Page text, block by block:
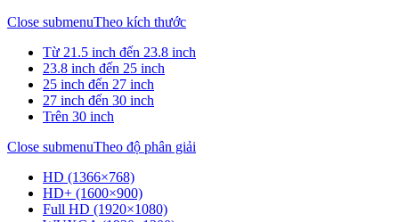
Close submenuTheo kích thước
Từ 21.5 inch đến 23.8 inch
23.8 inch đến 25 inch
25 inch đến 27 inch
27 inch đến 30 inch
Trên 30 inch
Close submenuTheo độ phân giải
HD (1366×768)
HD+ (1600×900)
Full HD (1920×1080)